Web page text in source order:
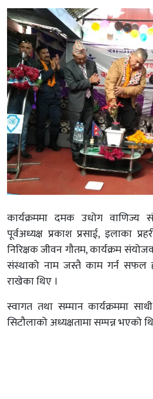
कार्यक्रममा दमक उधोग वाणिज्य
पूर्वअध्यक्ष प्रकाश प्रसाई, इलाका
निरिक्षक जीवन गौतम, कार्यक्रम
संस्थाको नाम जस्तै काम गर्न
राखेका थिए ।
स्वागत तथा सम्मान कार्यक्रममा
सिटौलाको अध्यक्षतामा सम्पन्न भएको